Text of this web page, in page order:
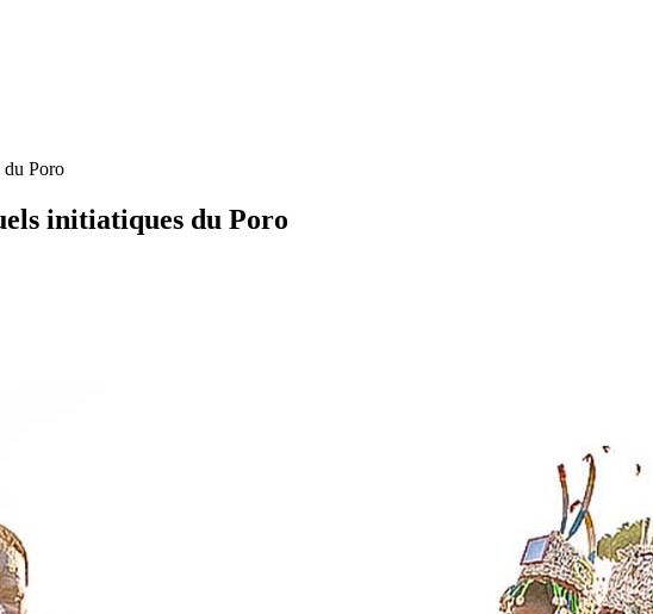
du Poro
initiatiques du Poro